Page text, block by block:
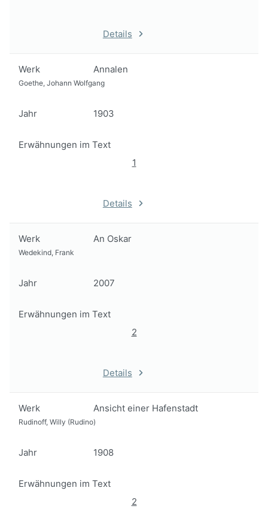
Details
Werk Annalen
Goethe, Johann Wolfgang
Jahr 1903
Erwähnungen im Text
1
Details
Werk An Oskar
Wedekind, Frank
Jahr 2007
Erwähnungen im Text
2
Details
Werk Ansicht einer Hafenstadt
Rudinoff, Willy (Rudino)
Jahr 1908
Erwähnungen im Text
2